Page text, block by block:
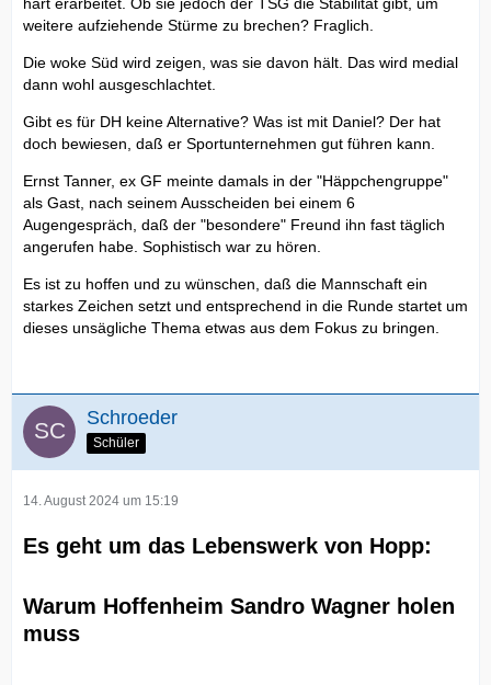
weitere aufziehende Stürme zu brechen? Fraglich.
Die woke Süd wird zeigen, was sie davon hält. Das wird medial
dann wohl ausgeschlachtet.
Gibt es für DH keine Alternative? Was ist mit Daniel? Der hat
doch bewiesen, daß er Sportunternehmen gut führen kann.
Ernst Tanner, ex GF meinte damals in der "Häppchengruppe"
als Gast, nach seinem Ausscheiden bei einem 6
Augengespräch, daß der "besondere" Freund ihn fast täglich
angerufen habe. Sophistisch war zu hören.
Es ist zu hoffen und zu wünschen, daß die Mannschaft ein
starkes Zeichen setzt und entsprechend in die Runde startet um
dieses unsägliche Thema etwas aus dem Fokus zu bringen.
Schroeder
Schüler
14. August 2024 um 15:19
Es geht um das Lebenswerk von Hopp:
Warum Hoffenheim Sandro Wagner holen
muss